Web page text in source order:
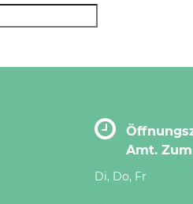
Amt.
Di, Do, Fr